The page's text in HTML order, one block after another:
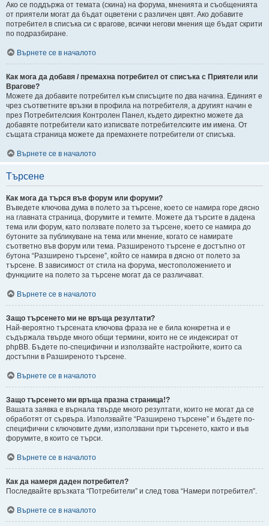
Ако се поддържа от темата (скина) на форума, мненията и съобщенията
от приятели могат да бъдат оцветени с различен цвят. Ако добавите
потребител в списъка си с врагове, всички негови мнения ще бъдат скрити
по подразбиране.
Върнете се в началото
Как мога да добавя / премахна потребител от списъка с Приятели или
Врагове?
Можете да добавите потребител към списъците по два начина. Единият е
чрез съответните връзки в профила на потребителя, а другият начин е
през Потребителския Контролен Панел, където директно можете да
добавяте потребители като изписвате потребителските им имена. От
същата страница можете да премахнете потребители от списъка.
Върнете се в началото
Търсене
Как мога да търся във форум или форуми?
Въведете ключова дума в полето за търсене, което се намира горе дясно
на главната страница, форумите и темите. Можете да търсите в дадена
тема или форум, като ползвате полето за търсене, което се намира до
бутоните за публикуване на тема или мнение, когато се намирате
съответно във форум или тема. Разширеното търсене е достъпно от
бутона “Разширено търсене”, който се намира в дясно от полето за
търсене. В зависимост от стила на форума, местоположението и
функциите на полето за търсене могат да се различават.
Върнете се в началото
Защо търсенето ми не връща резултати?
Най-вероятно търсената ключова фраза не е била конкретна и е
съдържала твърде много общи термини, които не се индексират от
phpBB. Бъдете по-специфични и използвайте настройките, които са
достъпни в Разширеното търсене.
Върнете се в началото
Защо търсенето ми връща празна страница!?
Вашата заявка е върнала твърде много резултати, които не могат да се
обработят от сървъра. Използвайте “Разширено търсене” и бъдете по-
специфични с ключовите думи, използвани при търсенето, както и във
форумите, в които се търси.
Върнете се в началото
Как да намеря даден потребител?
Последвайте връзката “Потребители” и след това “Намери потребител”.
Върнете се в началото